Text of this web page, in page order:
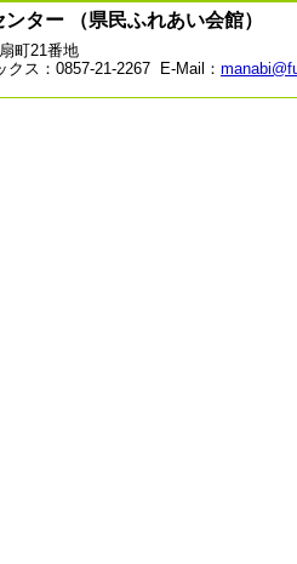
ター （県民ふれあい会館）
町21番地
ス：0857-21-2267 E-Mail：